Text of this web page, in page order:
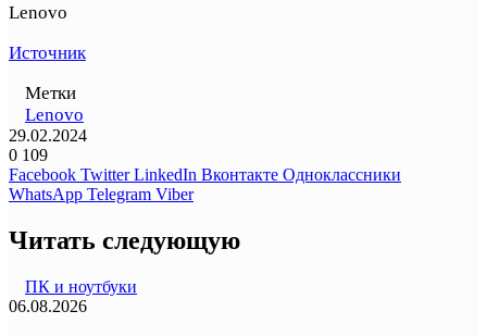
Lenovo
Источник
Метки
Lenovo
29.02.2024
0 109
Facebook Twitter LinkedIn Вконтакте Одноклассники
WhatsApp Telegram Viber
Читать следующую
ПК и ноутбуки
06.08.2026